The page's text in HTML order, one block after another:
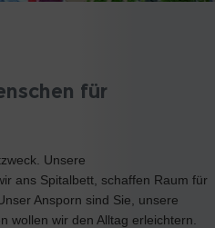
für
Unsere
ans Spitalbett, schaffen Raum für
Ansporn sind Sie, unsere
wollen wir den Alltag erleichtern.